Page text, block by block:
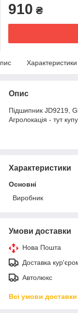
910 ₴
Характеристики
Опис
Підшипник JD9219,
Агролокація - тут
Характеристики
Основні
Виробник
Умови доставки
Нова Пошта
Доставка
Автолюкс
Всі умови доставки